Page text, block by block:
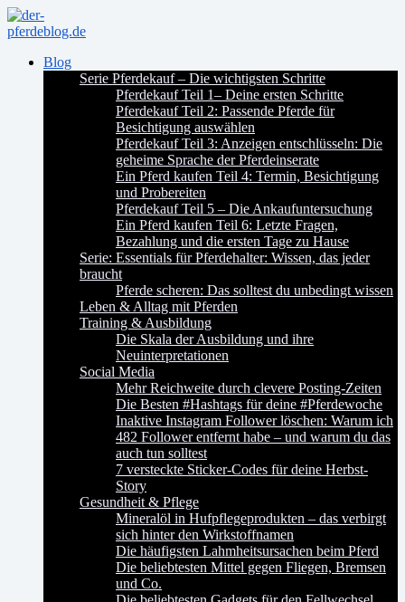
Blog
Serie Pferdekauf – Die wichtigsten Schritte
Pferdekauf Teil 1– Deine ersten Schritte
Pferdekauf Teil 2: Passende Pferde für
Besichtigung auswählen
Pferdekauf Teil 3: Anzeigen entschlüsseln: Die
geheime Sprache der Pferdeinserate
Ein Pferd kaufen Teil 4: Termin, Besichtigung
und Probereiten
Pferdekauf Teil 5 – Die Ankaufuntersuchung
Ein Pferd kaufen Teil 6: Letzte Fragen,
Bezahlung und die ersten Tage zu Hause
Serie: Essentials für Pferdehalter: Wissen, das jeder
braucht
Pferde scheren: Das solltest du unbedingt wissen
Leben & Alltag mit Pferden
Training & Ausbildung
Die Skala der Ausbildung und ihre
Neuinterpretationen
Social Media
Mehr Reichweite durch clevere Posting-Zeiten
Die Besten #Hashtags für deine #Pferdewoche
Inaktive Instagram Follower löschen: Warum ich
482 Follower entfernt habe – und warum du das
auch tun solltest
7 versteckte Sticker-Codes für deine Herbst-
Story
Gesundheit & Pflege
Mineralöl in Hufpflegeprodukten – das verbirgt
sich hinter den Wirkstoffnamen
Die häufigsten Lahmheitsursachen beim Pferd
Die beliebtesten Mittel gegen Fliegen, Bremsen
und Co.